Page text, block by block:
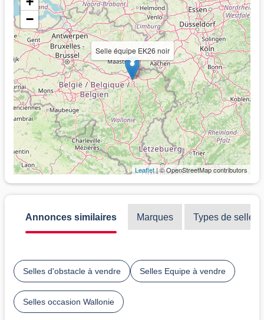
Selle équipe EK26 noir
−
Leaflet| © OpenStreetMap contributors
Annonces similaires Marques Types de selles
Selles d'obstacle à vendre Selles Equipe à vendre
Selles occasion Wallonie